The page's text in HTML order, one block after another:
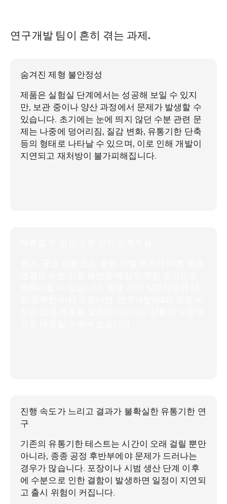
연구개발 팀이 흔히 겪는 과제.
숨겨진 제형 불안정성
제품은 실험실 단계에서는 성공해 보일 수 있지
만, 보관 중이나 양산 과정에서 문제가 발생할 수
있습니다. 초기에는 눈에 띄지 않던 수분 관련 문
제는 나중에 덩어리짐, 질감 변화, 유통기한 단축
등의 형태로 나타날 수 있으며, 이로 인해 개발이
지연되고 재처방이 불가피해집니다.
진행 속도가 느리고 결과가 불확실한 유통기한 연
구
기존의 유통기한 테스트는 시간이 오래 걸릴 뿐만
아니라, 종종 공정 후반부에야 문제가 드러나는
경우가 많습니다. 포장이나 시범 생산 단계 이후
에 수분으로 인한 결함이 발생하면 일정이 지연되
고 출시 위험이 커집니다.